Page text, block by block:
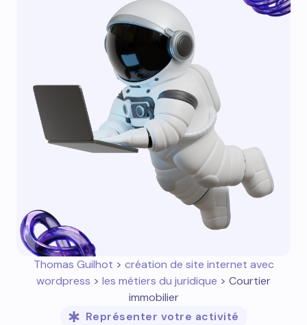
Thomas Guilhot > création de site internet avec
wordpress > les métiers du juridique > Courtier
immobilier
Représenter votre activité